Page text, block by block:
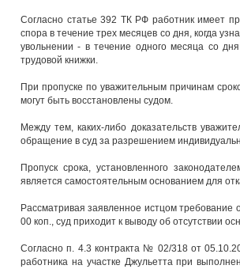
Согласно статье 392 ТК РФ работник имеет
спора в течение трех месяцев со дня, когда
увольнении - в течение одного месяца со
трудовой книжки.
При пропуске по уважительным причинам
могут быть восстановлены судом.
Между тем, каких-либо доказательств
обращение в суд за разрешением
Пропуск срока, установленного
является самостоятельным основанием для
Рассматривая заявленное истцом требование
00 коп., суд приходит к выводу об отсутствии
Согласно п. 4.3 контракта № 02/318 от
работника на участке Джульетта при